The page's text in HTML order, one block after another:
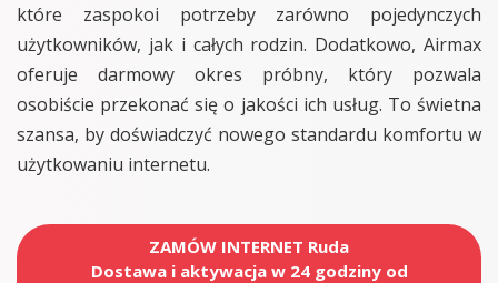
które zaspokoi potrzeby zarówno pojedynczych
użytkowników, jak i całych rodzin. Dodatkowo, Airmax
oferuje darmowy okres próbny, który pozwala
osobiście przekonać się o jakości ich usług. To świetna
szansa, by doświadczyć nowego standardu komfortu w
użytkowaniu internetu.
ZAMÓW INTERNET Ruda
Dostawa i aktywacja w 24 godziny od